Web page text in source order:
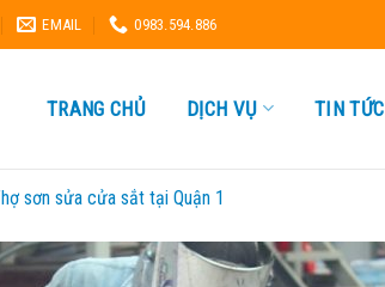
EMAIL 0983.594.886
TRANG CHỦ DỊCH VỤ TIN TỨC
sơn sửa cửa sắt tại Quận 1